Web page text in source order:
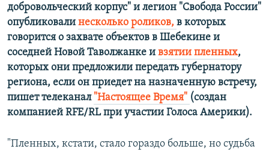
добровольческий корпус" и легион "Свобода России"
опубликовали несколько роликов, в которых
говорится о захвате объектов в Шебекине и
соседней Новой Таволжанке и взятии пленных,
которых они предложили передать губернатору
региона, если он приедет на назначенную встречу,
пишет телеканал "Настоящее Время" (создан
компанией RFE/RL при участии Голоса Америки).
"Пленных, кстати, стало гораздо больше, но судьба